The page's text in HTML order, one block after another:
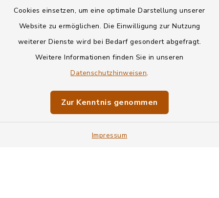
Cookies einsetzen, um eine optimale Darstellung unserer
Website zu ermöglichen. Die Einwilligung zur Nutzung
weiterer Dienste wird bei Bedarf gesondert abgefragt.
Weitere Informationen finden Sie in unseren
Datenschutzhinweisen.
Zur Kenntnis genommen
Impressum
Kontakt
Informationspflichten
Impressum
Sitemap